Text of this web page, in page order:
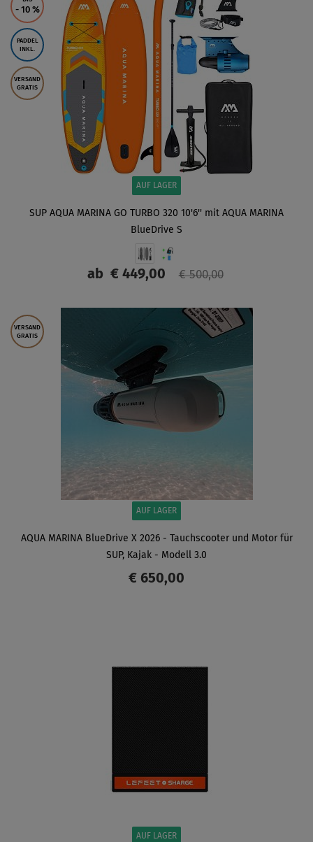
- 10 %
PADDEL
INKL.
VERSAND
GRATIS
AUF LAGER
SUP AQUA MARINA GO TURBO 320 10'6'' mit AQUA MARINA
BlueDrive S
ab€ 449,00 € 500,00
ANZEIGEN
VERSAND
GRATIS
AUF LAGER
AQUA MARINA BlueDrive X 2026 - Tauchscooter und Motor für
SUP, Kajak - Modell 3.0
€ 650,00
AUF LAGER